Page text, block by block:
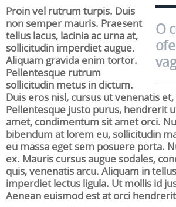
O
Proin vel rutrum turpis. Duis
non semper mauris. Praesent
tellus lacus, lacinia ac urna at,
sollicitudin imperdiet augue.
Aliquam gravida enim tortor.
Pellentesque rutrum
sollicitudin metus in dictum.
Duis eros nisl, cursus ut venenatis
Pellentesque justo purus, hendrerit
amet, condimentum sit amet orci.
bibendum at lorem eu, sollicitudin
eu massa eget sem posuere porta.
ex. Mauris cursus augue sodales,
quis, venenatis arcu. Aliquam in
imperdiet lectus ligula. Ut mollis id
Aenean euismod est at orci